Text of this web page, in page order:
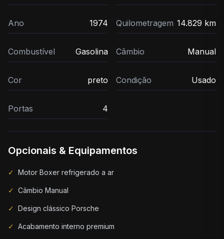
Ano 1974 Quilometragem 14.829 km
Combustível Gasolina Câmbio Manual
Cor preto Condição Usado
Portas 4
Opcionais & Equipamentos
✓ Motor Boxer refrigerado a ar
✓ Câmbio Manual
✓ Design clássico Porsche
✓ Acabamento interno premium